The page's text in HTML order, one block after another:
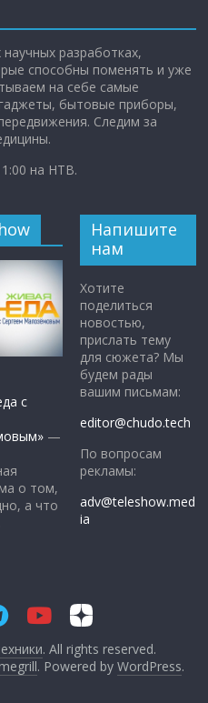
разработках,
способны поменять и уже
на себе самые
бытовые приборы,
Следим за
на НТВ.
с
—
о том,
а что
Напишите
нам
Хотите
поделиться
новостью,
прислать тему
для сюжета? Мы
будем рады
вашим письмам:
editor@chudo.tech
По вопросам
рекламы:
adv@teleshow.med
ia
. All rights reserved.
. Powered byWordPress.